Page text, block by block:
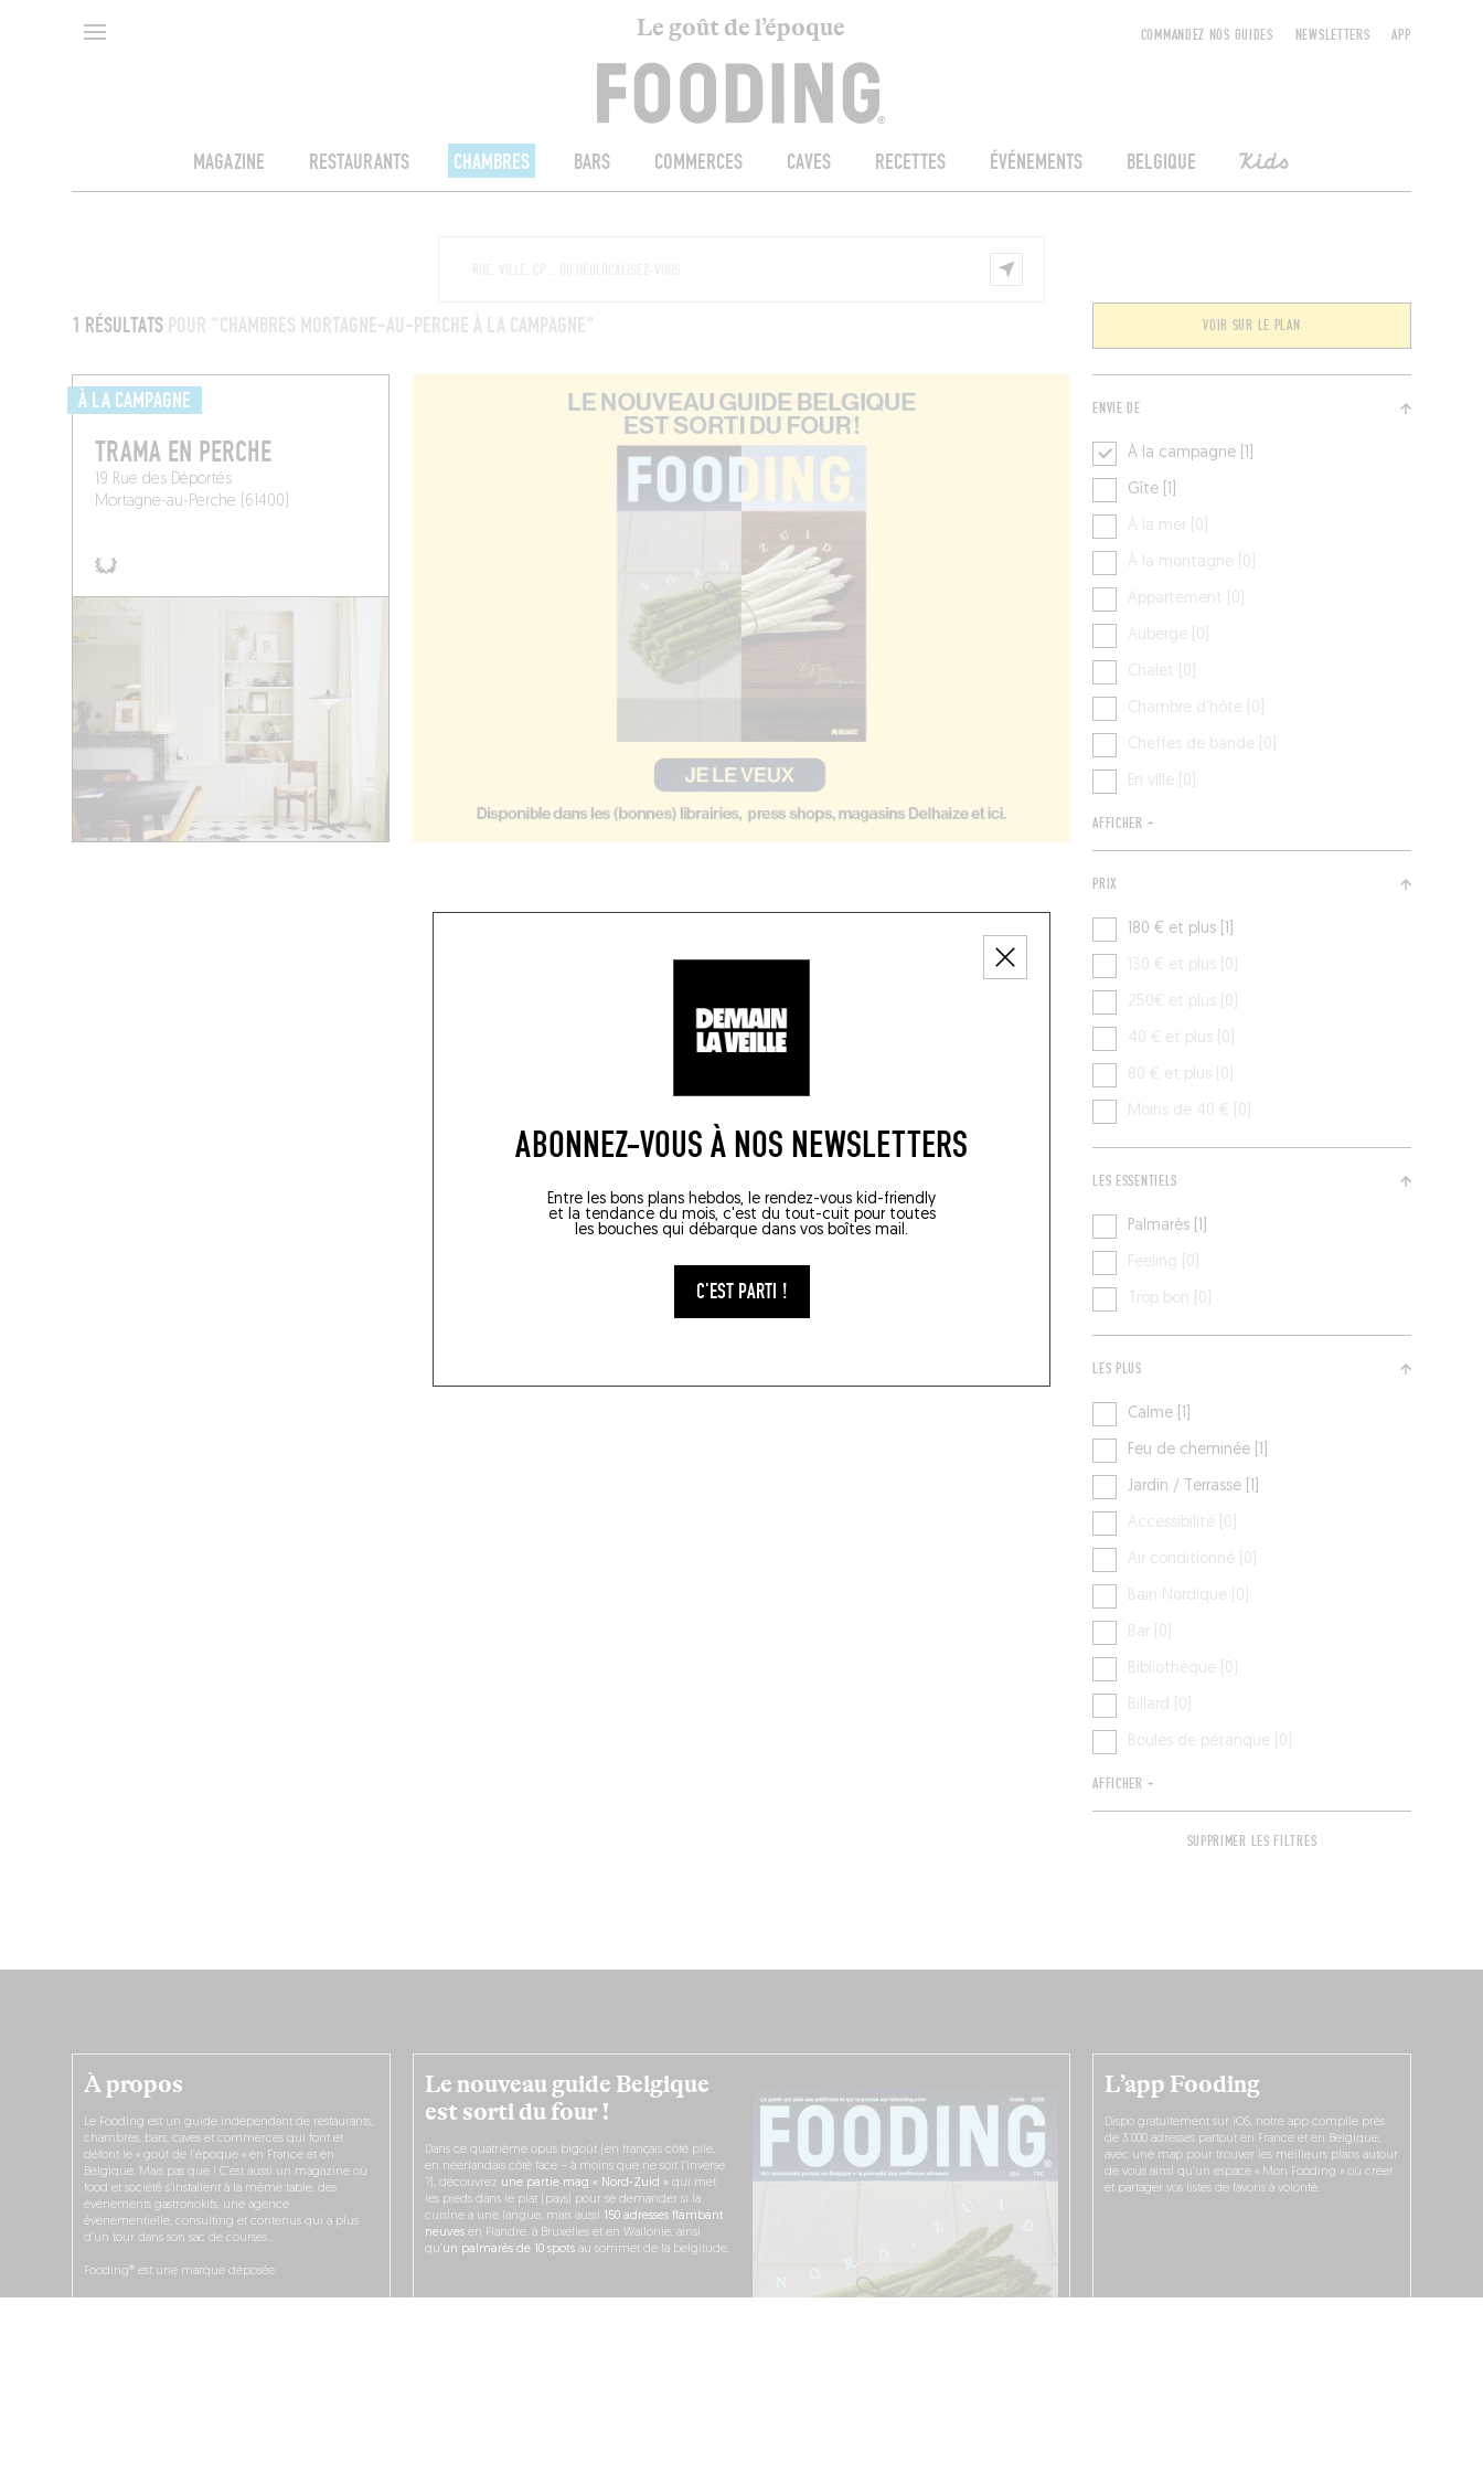
Le goût de l’époque
MAGAZINE RESTAURANTS CHAMBRES BARS COMMERCES CAVES RECETTES ÉVÉNEMENTS BELGIQUE Kids
COMMANDEZ NOS GUIDES NEWSLETTERS APP
ABONNEZ-VOUS À NOS NEWSLETTERS
Entre les bons plans hebdos, le rendez-vous kid-friendly
et la tendance du mois, c'est du tout-cuit pour toutes
les bouches qui débarque dans vos boîtes mail.
C'EST PARTI !
1 RÉSULTATS POUR "CHAMBRES MORTAGNE-AU-PERCHE À LA CAMPAGNE" VOIR SUR LE PLAN
À LA CAMPAGNE
TRAMA EN PERCHE
19 Rue des Déportés
Mortagne-au-Perche (61400)
ENVIE DE
À la campagne [1]
Gîte [1]
À la mer [0]
À la montagne [0]
Appartement [0]
Auberge [0]
Chalet [0]
Chambre d'hôte [0]
Cheffes de bande [0]
En ville [0]
AFFICHER +
PRIX
180 € et plus [1]
130 € et plus [0]
250€ et plus [0]
40 € et plus [0]
80 € et plus [0]
Moins de 40 € [0]
LES ESSENTIELS
Palmarès [1]
Feeling [0]
Trop bon [0]
LES PLUS
Calme [1]
Feu de cheminée [1]
Jardin / Terrasse [1]
Accessibilité [0]
Air conditionné [0]
Bain Nordique [0]
Bar [0]
Bibliothèque [0]
Billard [0]
Boules de pétanque [0]
AFFICHER +
SUPPRIMER LES FILTRES
Le nouveau guide Belgique
est sorti du four !
Dans ce quatrième opus bigoût (en français côté pile,
en néerlandais côté face – à moins que ne soit l’inverse
?), découvrez une partie mag « Nord-Zuid » qui met
les pieds dans le plat (pays) pour se demander si la
cuisine a une langue, mais aussi
150 adresses flambant
neuvesen Flandre, à Bruxelles et en Wallonie, ainsi
qu’ un palmarès de 10 spotsau sommet de la belgitude.
À propos
Le Fooding est un guide indépendant de restaurants,
chambres, bars, caves et commerces qui font et
défont le « goût de l’époque » en France et en
Belgique. Mais pas que ! C’est aussi un magazine où
food et société s’installent à la même table, des
événements gastronokifs, une agence
événementielle, consulting et contenus qui a plus
d’un tour dans son sac de courses…
Fooding® est une marque déposée.
L’app Fooding
Dispo gratuitement sur iOS, notre app compile près
de 3 000 adresses partout en France et en Belgique,
avec une map pour trouver les meilleurs plans autour
de vous ainsi qu’un espace « Mon Fooding » où créer
et partager vos listes de favoris à volonté.